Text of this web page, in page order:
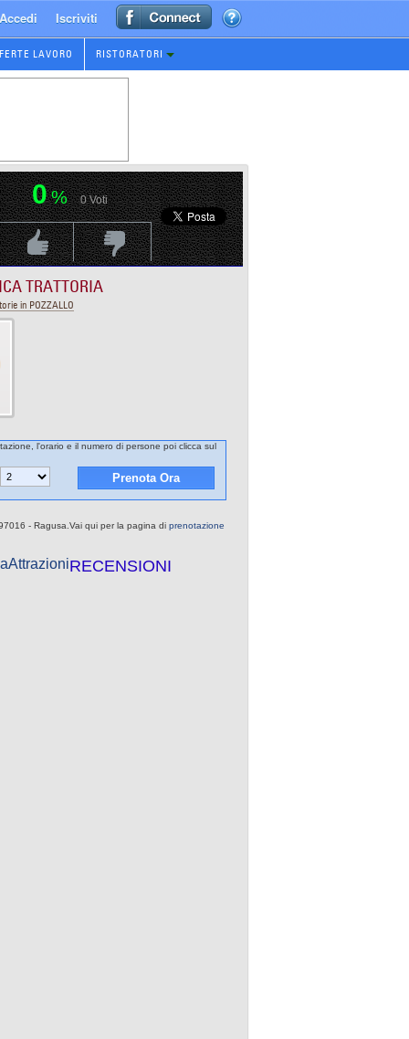
Accedi Iscriviti
LAVORO RISTORATORI
0% 0Voti
Voti PositivoVoti Negativo
TRATTORIA
in POZZALLO
l'orario e il numero di persone poi clicca sul
- Ragusa.Vai qui per la pagina di prenotazione
AttrazioniRECENSIONI